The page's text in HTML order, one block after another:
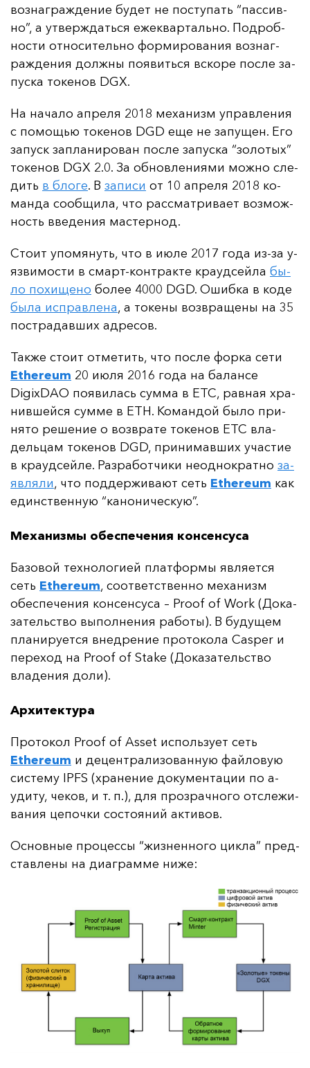
воз­наг­раж­де­ние бу­дет не пос­ту­пать “пас­сив­
но”, а ут­вер­ждать­ся ежек­вар­таль­но. Под­роб­
нос­ти от­но­си­тель­но фор­ми­ро­ва­ния воз­наг­
раж­де­ния дол­жны по­явить­ся вско­ре пос­ле за­
пус­ка то­ке­нов DGX.
На на­ча­ло ап­ре­ля 2018 ме­ха­низм уп­рав­ле­ния
с по­мощью то­ке­нов DGD еще не за­пу­щен. Его
за­пуск зап­ла­ни­ро­ван пос­ле за­пус­ка “зо­ло­тых”
то­ке­нов DGX 2.0. За об­нов­ле­ни­ями мож­но сле­
дить в бло­ге. В за­пи­си от 10 ап­ре­ля 2018 ко­
ман­да со­об­щи­ла, что рас­смат­ри­ва­ет воз­мож­
ность вве­де­ния мас­тер­нод.
Сто­ит упо­мя­нуть, что в и­юле 2017 го­да из-за у­
яз­ви­мос­ти в смарт-кон­трак­те кра­уд­сей­ла бы­
ло по­хи­ще­но бо­лее 4000 DGD. Ошиб­ка в ко­де
бы­ла ис­прав­ле­на, а то­ке­ны воз­вра­ще­ны на 35
пос­тра­дав­ших ад­ре­сов.
Так­же сто­ит от­ме­тить, что пос­ле фор­ка се­ти
Ethereum 20 и­юля 2016 го­да на ба­лан­се
DigixDAO по­яви­лась сум­ма в ETC, рав­ная хра­
нив­шей­ся сум­ме в ETH. Ко­ман­дой бы­ло при­
ня­то ре­ше­ние о воз­вра­те то­ке­нов ETC вла­
дель­цам то­ке­нов DGD, при­ни­мав­ших учас­тие
в кра­уд­сей­ле. Раз­ра­бот­чи­ки не­од­нок­рат­но за­
яв­ля­ли, что под­дер­жи­ва­ют сеть Ethereum как
единс­твен­ную “ка­но­ни­чес­кую”.
Механизмы обеспечения консенсуса
Ба­зо­вой тех­но­ло­ги­ей плат­фор­мы яв­ля­ет­ся
сеть Ethereum, со­от­ветс­твен­но ме­ха­низм
обес­пе­че­ния кон­сен­су­са – Proof of Work (До­ка­
за­тель­ство вы­пол­не­ния ра­бо­ты). В бу­ду­щем
пла­ни­ру­ет­ся внед­ре­ние про­то­ко­ла Casper и
пе­ре­ход на Proof of Stake (До­ка­за­тель­ство
вла­де­ния до­ли).
Архитектура
Про­то­кол Proof of Asset ис­поль­зу­ет сеть
Ethereum и де­цен­тра­ли­зо­ван­ную фай­ло­вую
сис­те­му IPFS (хра­не­ние до­ку­мен­та­ции по а­
уди­ту, че­ков, и т. п.), для проз­рач­но­го от­сле­жи­
ва­ния це­поч­ки сос­то­яний ак­ти­вов.
Ос­нов­ные про­цес­сы “жиз­нен­но­го цик­ла” пред­
став­ле­ны на ди­аг­рам­ме ни­же: